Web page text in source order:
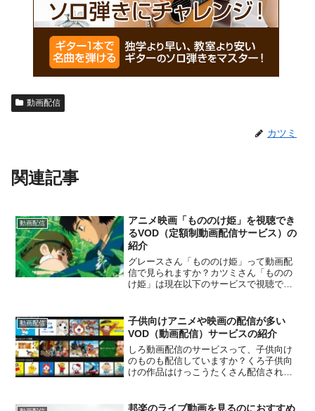
動画配信
カツミ
関連記事
動画配信
アニメ映画「もののけ姫」を視聴でき
るVOD（定額制動画配信サービス）の
紹介
グレースさん「もののけ姫」って動画配
信で見られますか？カツミさん「ものの
け姫」は現在以下のサービスで視聴でき
す。グレースさんDVDの購入はこちらか
らどうぞ。映画「もののけ姫...
動画配信
子供向けアニメや映画の配信が多い
VOD（動画配信）サービスの紹介
しろ動画配信のサービスって、子供向け
のものも配信していますか？くろ子供向
けの作品はけっこうたくさん配信されて
おとなしく見ますよ。しろいいですね。
邦楽のライブ動画を見るのにおすすめ